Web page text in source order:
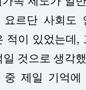
르단 사회
적이 있었는데
것으로 생각
제일 기억